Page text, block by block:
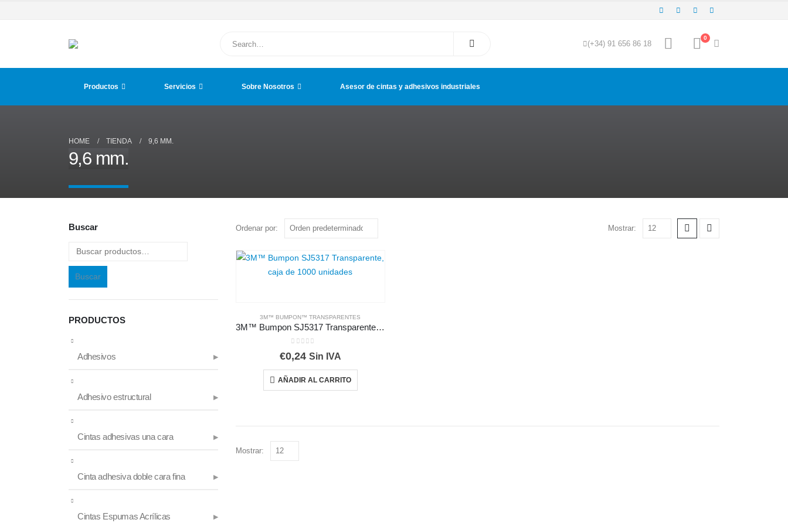
(+34) 91 656 86 18
0
Productos Servicios Sobre Nosotros Asesor de cintas y adhesivos industriales
HOME TIENDA 9,6 MM.
9,6 mm.
Ordenar por: Mostrar:
3M™ BUMPON™ TRANSPARENTES
3M™ Bumpon SJ5317 Transparente, caja de 1000 unidades
€0,24 Sin IVA
AÑADIR AL CARRITO
Mostrar:
Buscar
Buscar
PRODUCTOS
Adhesivos
Adhesivo estructural
Cintas adhesivas una cara
Cinta adhesiva doble cara fina
Cintas Espumas Acrílicas